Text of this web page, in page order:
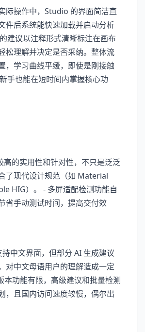
际操作中，Studio 的界面简洁直
件后系统能快速加载并启动分析
建议以注释形式清晰标注在画布
松理解并决定是否采纳。整体流
，学习曲线平缓，即使是刚接触
手也能在短时间内掌握核心功
高的实用性和针对性，不只是泛泛
了现代设计规范（如 Material
HIG）。 - 多屏适配检测功能自
省手动测试时间，提高交付效
中文界面，但部分 AI 生成建议
对中文母语用户的理解造成一定
本功能有限，高级建议和批量检测
，且国内访问速度较慢，偶尔出